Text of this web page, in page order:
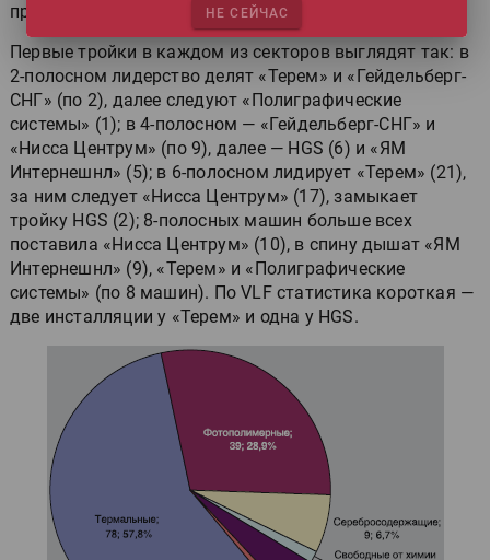
представлено на диаграмме.
Первые тройки в каждом из секторов выглядят так: в
2-полосном лидерство делят «Терем» и «Гейдельберг-
СНГ» (по 2), далее следуют «Полиграфические
системы» (1); в 4-полосном — «Гейдельберг-СНГ» и
«Нисса Центрум» (по 9), далее — HGS (6) и «ЯМ
Интернешнл» (5); в 6-полосном лидирует «Терем» (21),
за ним следует «Нисса Центрум» (17), замыкает
тройку HGS (2); 8-полосных машин больше всех
поставила «Нисса Центрум» (10), в спину дышат «ЯМ
Интернешнл» (9), «Терем» и «Полиграфические
системы» (по 8 машин). По VLF статистика короткая —
две инсталляции у «Терем» и одна у HGS.
НЕ СЕЙЧАС